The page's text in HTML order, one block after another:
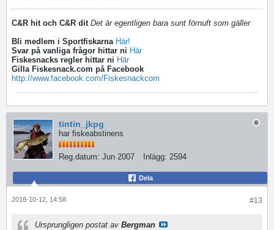
C&R hit och C&R dit Det är egentligen bara sunt förnuft som gäller
Bli medlem i Sportfiskarna Här!
Svar på vanliga frågor hittar ni Här
Fiskesnacks regler hittar ni Här
Gilla Fiskesnack.com på Facebook
http://www.facebook.com/Fiskesnackcom
tintin_jkpg
har fiskeabstinens
Reg.datum: Jun 2007 Inlägg: 2594
Dela
#13
2018-10-12, 14:58
Ursprungligen postat av Bergman